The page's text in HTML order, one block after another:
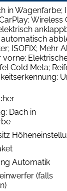
in Wagenfarbe;
Wireless
automatisch
ISOFIX; Mehr
vorne;
Cold Meta;
Dach in
Automatik
(falls